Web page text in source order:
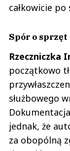
całkowicie
Spór o
Rzeczniczka
początkowo
służbowego
jednak, że
za obopólną